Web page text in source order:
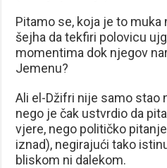
Pitamo se, koja je to
šejha da tekfiri polovicu
momentima dok njegov
Jemenu?
Ali el-Džifri nije samo stao
nego je čak ustvrdio da
vjere, nego političko
iznad), negirajući tako
bliskom ni dalekom.